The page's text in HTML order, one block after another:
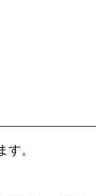
す。